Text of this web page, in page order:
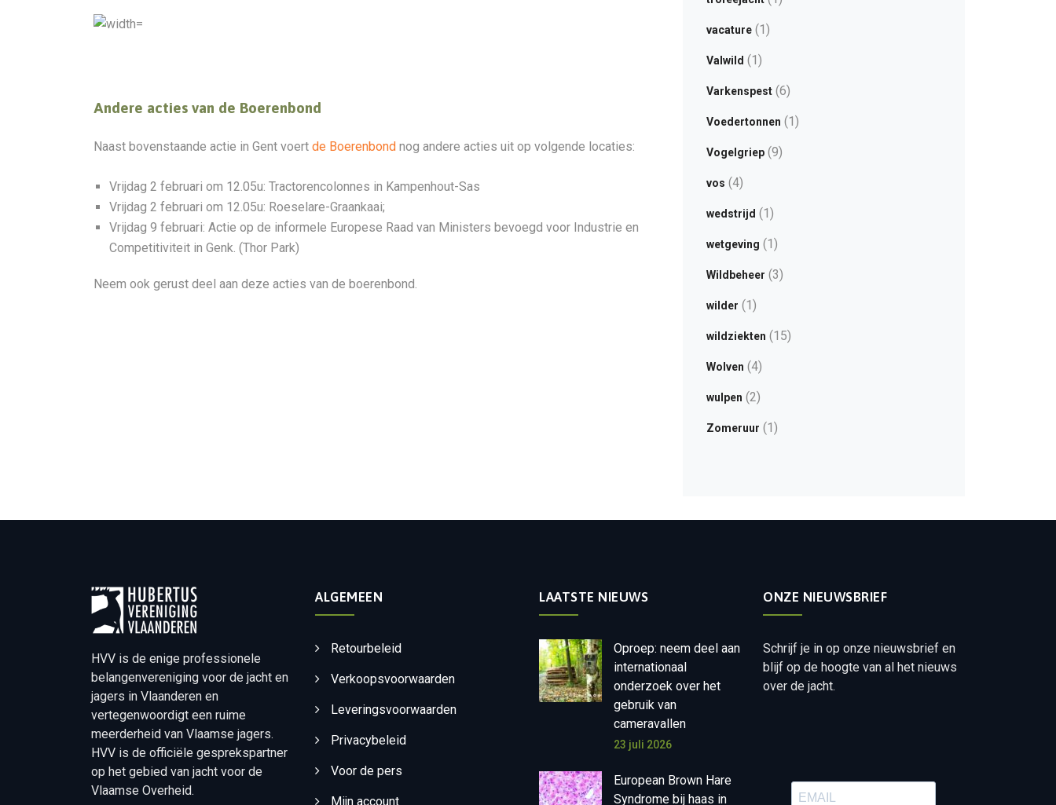
Andere acties van de Boerenbond
Naast bovenstaande actie in Gent voert de Boerenbondnog andere acties uit op volgende locaties:
Vrijdag 2 februari om 12.05u: Tractorencolonnes in Kampenhout-Sas
Vrijdag 2 februari om 12.05u: Roeselare-Graankaai;
Vrijdag 9 februari: Actie op de informele Europese Raad van Ministers bevoegd voor Industrie en
Competitiviteit in Genk. (Thor Park)
Neem ook gerust deel aan deze acties van de boerenbond.
vacature(1)
Valwild (1)
Varkenspest(6)
Voedertonnen (1)
Vogelgriep(9)
vos (4)
wedstrijd (1)
wetgeving (1)
Wildbeheer (3)
wilder (1)
wildziekten (15)
Wolven (4)
wulpen (2)
Zomeruur (1)
HVV is de enige professionele
belangenvereniging voor de jacht en
jagers in Vlaanderen en
vertegenwoordigt een ruime
meerderheid van Vlaamse jagers.
HVV is de officiële gesprekspartner
op het gebied van jacht voor de
Vlaamse Overheid.
ALGEMEEN
Retourbeleid
Verkoopsvoorwaarden
Leveringsvoorwaarden
Privacybeleid
Voor de pers
Mijn account
LAATSTE NIEUWS
Oproep: neem deel aan
internationaal
onderzoek over het
gebruik van
cameravallen
23 juli 2026
European Brown Hare
Syndrome bij haas in
ONZE NIEUWSBRIEF
Schrijf je in op onze nieuwsbrief en
blijf op de hoogte van al het nieuws
over de jacht.